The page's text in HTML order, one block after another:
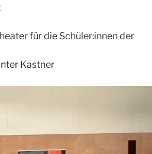
für die Schüler:innen der
Kastner